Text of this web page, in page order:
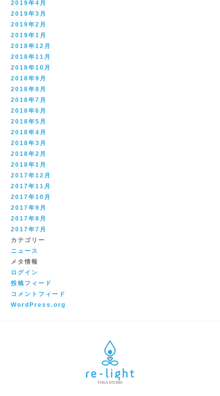
2019年4月
2019年3月
2019年2月
2019年1月
2018年12月
2018年11月
2018年10月
2018年9月
2018年8月
2018年7月
2018年6月
2018年5月
2018年4月
2018年3月
2018年2月
2018年1月
2017年12月
2017年11月
2017年10月
2017年9月
2017年8月
2017年7月
カテゴリー
ニュース
メタ情報
ログイン
投稿フィード
コメントフィード
WordPress.org